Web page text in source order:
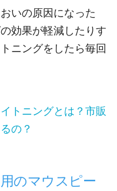
いの原因になった
効果が軽減したりす
ニングをしたら毎回
トニングとは？市販
の？
のマウスピー